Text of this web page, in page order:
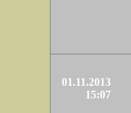
01.11.2013
15:07